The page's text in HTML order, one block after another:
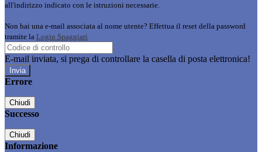
all'indirizzo indicato con le istruzioni necessarie.
Non hai una e-mail associata al nome utente? Effettua il reset della password
tramite la Login Spaggiari
E-mail inviata, si prega di controllare la casella di posta elettronica!
Errore
Chiudi
Successo
Chiudi
Informazione